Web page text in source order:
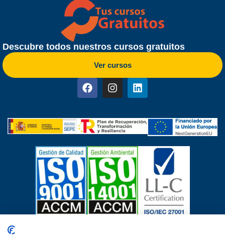
Descubre todos nuestros cursos gratuitos
Ver cursos